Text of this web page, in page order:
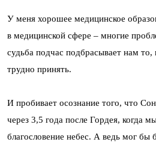
У меня хорошее медицинское
в медицинской сфере – многие
судьба подчас подбрасывает нам
трудно принять.
И пробивает осознание того, что
через 3,5 года после Гордея, когда
благословение небес. А ведь мог бы